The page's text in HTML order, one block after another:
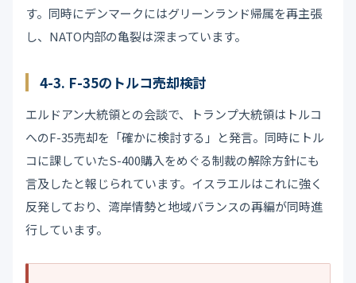
す。同時にデンマークにはグリーンランド帰属を再主張
し、NATO内部の亀裂は深まっています。
4-3. F-35のトルコ売却検討
エルドアン大統領との会談で、トランプ大統領はトルコ
へのF-35売却を「確かに検討する」と発言。同時にトル
コに課していたS-400購入をめぐる制裁の解除方針にも
言及したと報じられています。イスラエルはこれに強く
反発しており、湾岸情勢と地域バランスの再編が同時進
行しています。